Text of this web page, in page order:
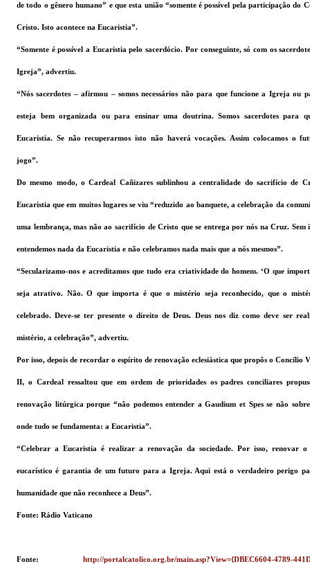
de todo o gênero humano” e que esta união “somente é possível pela participação do
Cristo. Isto acontece na Eucaristia”.
“Somente é possível a Eucaristia pelo sacerdócio. Por conseguinte, só com os
Igreja”, advertiu.
“Nós sacerdotes – afirmou – somos necessários não para que funcione a Igreja ou
esteja bem organizada ou para ensinar uma doutrina. Somos sacerdotes para
Eucaristia. Se não recuperarmos isto não haverá vocações. Assim colocamos o
jogo”.
Do mesmo modo, o Cardeal Cañizares sublinhou a centralidade do sacrifício de
Eucaristia que em muitos lugares se viu “reduzido ao banquete, a celebração da
uma lembrança, mas não ao sacrifício de Cristo que se entrega por nós na Cruz. Sem
entendemos nada da Eucaristia e não celebramos nada mais que a nós mesmos”.
“Secularizamo-nos e acreditamos que tudo era criatividade do homem. ‘O que
seja atrativo. Não. O que importa é que o mistério seja reconhecido, que o
celebrado. Deve-se ter presente o direito de Deus. Deus nos diz como deve ser
mistério, a celebração”, advertiu.
Por isso, depois de recordar o espírito de renovação eclesiástica que propôs o Concílio
II, o Cardeal ressaltou que em ordem de prioridades os padres conciliares
renovação litúrgica porque “não podemos entender a Gaudium et Spes se não
onde tudo se fundamenta: a Eucaristia”.
“Celebrar a Eucaristia é realizar a renovação da sociedade. Por isso, renovar o
eucarístico é garantia de um futuro para a Igreja. Aqui está o verdadeiro perigo
humanidade que não reconhece a Deus”.
Fonte: Rádio Vaticano
Fonte: http://portalcatolico.org.br/main.asp?View={DBEC6604-4789-